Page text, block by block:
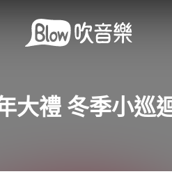
大禮 冬季小巡